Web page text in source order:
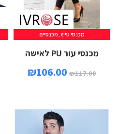
מכנסי טייץ מכנסיים
מכנסי עור PU לאישה
₪117.00
₪106.00